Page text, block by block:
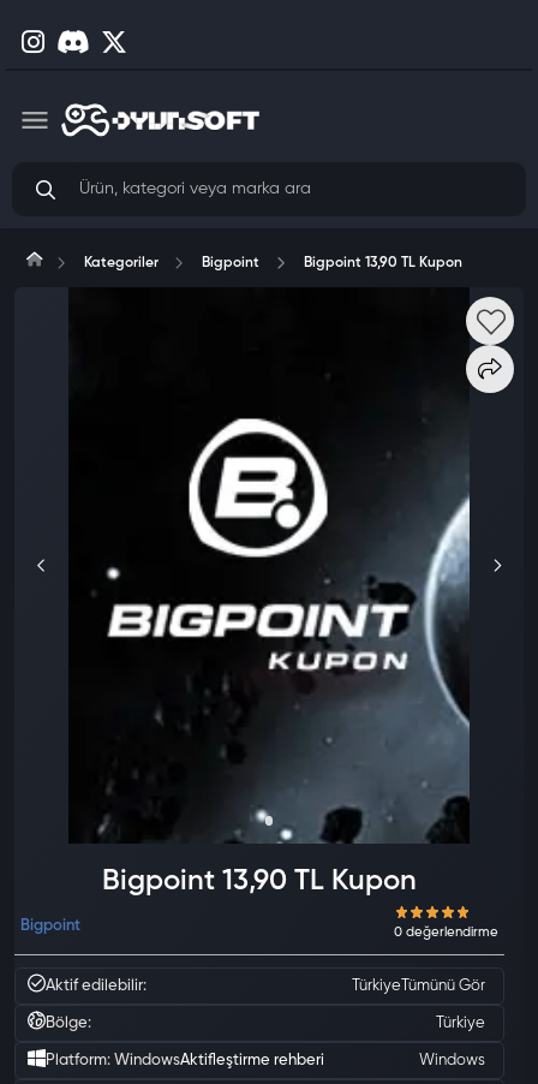
Kategoriler Bigpoint Bigpoint 13,90 TL Kupon
Bigpoint 13,90 TL Kupon
Bigpoint
Aktif edilebilir: Türkiye Tümünü Gör
Bölge: Türkiye
Platform: WindowsAktifleştirme rehberi Windows